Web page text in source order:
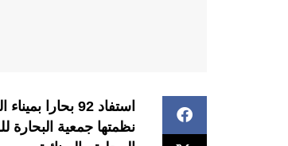
استفاد 92
نظمتها جمعية